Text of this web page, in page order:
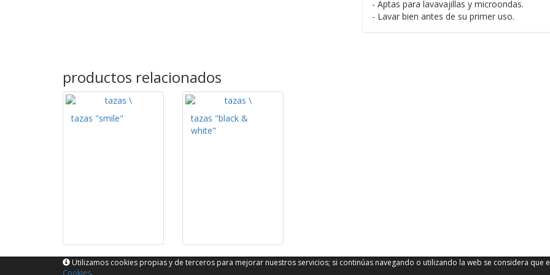
- Aptas para lavavajillas y microondas.
- Lavar bien antes de su primer uso.
productos relacionados
tazas "smile"
tazas "black &
white"
Utilizamos cookies propias y de terceros para mejorar nuestros servicios; si continúas navegando o utilizando la web se considera que
Cookies.